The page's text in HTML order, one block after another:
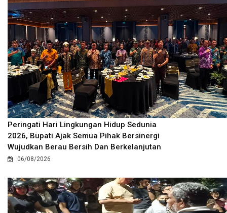
Peringati Hari Lingkungan Hidup Sedunia
2026, Bupati Ajak Semua Pihak Bersinergi
Wujudkan Berau Bersih Dan Berkelanjutan
06/08/2026